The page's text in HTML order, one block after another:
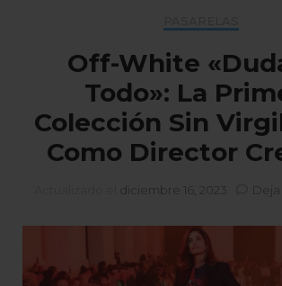
Off-White
Todo»: La
Colección Sin
Como Director
diciembre 16, 2023 Deja